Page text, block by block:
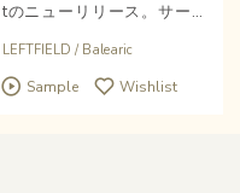
tのニューリリース。サーフ
リランカの南海岸のハイリケ
ティヤのビーチでの滞在を元
LEFTFIELD / Balearic
Sample Wishlist